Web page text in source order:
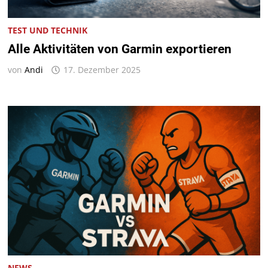
TEST UND TECHNIK
Alle Aktivitäten von Garmin exportieren
vonAndi 17. Dezember 2025